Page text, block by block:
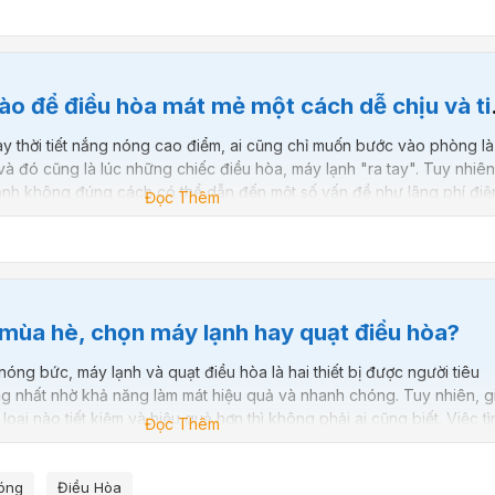
điều hòa mát mẻ một cách dễ chịu và tiết kiệm điện năng nhất?
thời tiết nắng nóng cao điểm, ai cũng chỉ muốn bước vào phòng là
đó cũng là lúc những chiếc điều hòa, máy lạnh "ra tay". Tuy nhiên,
không đúng cách có thể dẫn đến một số vấn đề như lãng phí
đến sức khỏe và hiệu quả làm mát...
Đọc Thêm
hè, chọn máy lạnh hay quạt điều hòa?
bức, máy lạnh và quạt điều hòa là hai thiết bị được người tiêu
nhất nhờ khả năng làm mát hiệu quả và nhanh chóng. Tuy nhiên,
nào tiết kiệm và hiệu quả hơn thì không phải ai cũng biết. Việc
biệt giữa chúng có thể giúp...
Đọc Thêm
Điều Hòa